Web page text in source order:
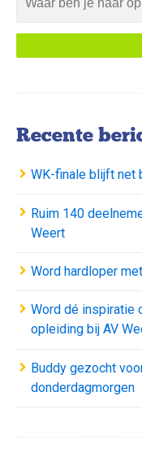
Recente
WK-finale blijft net
Ruim 140
Weert
Word hardloper
Word dé inspiratie
opleiding bij AV
Buddy gezocht
donderdagmorgen